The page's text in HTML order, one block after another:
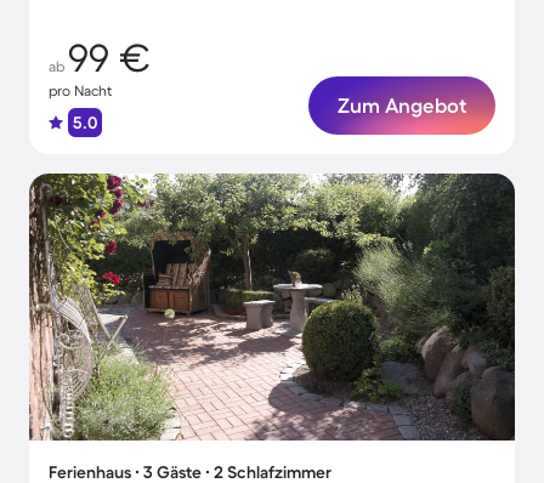
ab 99 €
pro Nacht
5.0
Zum Angebot
Ferienhaus ∙ 3 Gäste ∙ 2 Schlafzimmer